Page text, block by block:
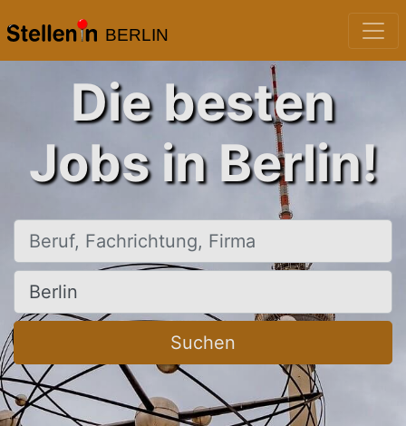
BERLIN
Die besten
Jobs in Berlin!
Beruf, Fachrichtung, Firma
Ort, Stadt
Suchen